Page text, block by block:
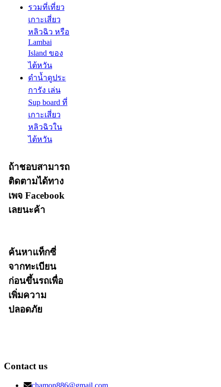
รวมที่เที่ยว
เกาะเสี่ยว
หลิวฉิว หรือ
Lambai
Island ของ
ไต้หวัน
ดำน้ำดูประ
การัง เล่น
Sup board ที่
เกาะเสี่ยว
หลิวฉิวใน
ไต้หวัน
ถ้าชอบสามารถ
ติดตามได้ทาง
เพจ Facebook
เลยนะค้า
ค้นหาแท็กซี่
จากทะเบียน
ก่อนขึ้นรถเพื่อ
เพิ่มความ
ปลอดภัย
Contact us
chamon886@gmail.com